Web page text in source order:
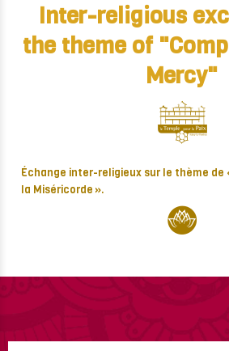
Inter-religious
the theme of
Mercy"
Échange inter-religieux sur le thème de
la Miséricorde ».